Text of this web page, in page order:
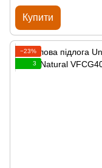
Купити
−23%
3